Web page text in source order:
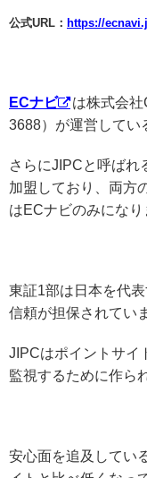
公式URL： https://
ECナビ
は株式会社
3688）が運営してい
さらにJIPCと呼ばれ
加盟しており、両方
はECナビのみになり
東証1部は日本を代
信頼が担保されてい
JIPCはポイントサイ
監視するために作ら
安心面を追及してい